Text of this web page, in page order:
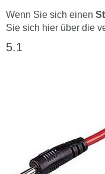
Wenn Sie sich einen
Sie sich hier über die